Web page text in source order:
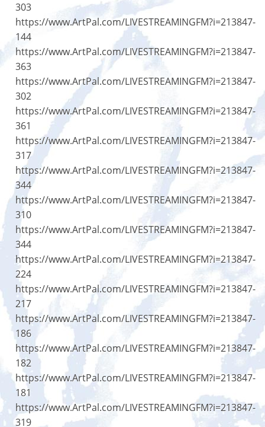
303
https://www.ArtPal.com/LIVESTREAMINGFM?i=213847-
144
https://www.ArtPal.com/LIVESTREAMINGFM?i=213847-
363
https://www.ArtPal.com/LIVESTREAMINGFM?i=213847-
302
https://www.ArtPal.com/LIVESTREAMINGFM?i=213847-
361
https://www.ArtPal.com/LIVESTREAMINGFM?i=213847-
317
https://www.ArtPal.com/LIVESTREAMINGFM?i=213847-
344
https://www.ArtPal.com/LIVESTREAMINGFM?i=213847-
310
https://www.ArtPal.com/LIVESTREAMINGFM?i=213847-
344
https://www.ArtPal.com/LIVESTREAMINGFM?i=213847-
224
https://www.ArtPal.com/LIVESTREAMINGFM?i=213847-
217
https://www.ArtPal.com/LIVESTREAMINGFM?i=213847-
186
https://www.ArtPal.com/LIVESTREAMINGFM?i=213847-
182
https://www.ArtPal.com/LIVESTREAMINGFM?i=213847-
181
https://www.ArtPal.com/LIVESTREAMINGFM?i=213847-
319